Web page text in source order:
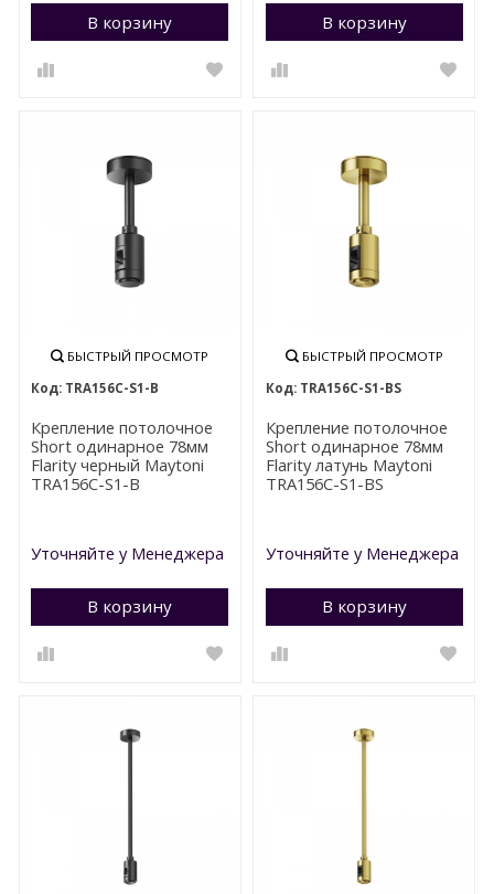
В корзину Перейти в корзину
В корзину
БЫСТРЫЙ ПРОСМОТР
TRA156С-S1-B
Крепление потолочное
Short одинарное 78мм
Flarity черный Maytoni
TRA156С-S1-B
Уточняйте у Менеджера
В корзину Перейти в корзину
БЫСТРЫЙ ПРОСМОТР
TRA156С-S1-BS
Крепление потолочное
Short одинарное 78мм
Flarity латунь Maytoni
TRA156С-S1-BS
Уточняйте у Менеджера
В корзину